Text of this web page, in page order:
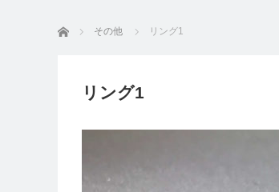
ホーム その他 リング1
リング1